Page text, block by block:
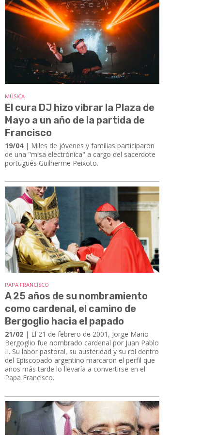
MÚSICA
El cura DJ hizo vibrar la Plaza de
Mayo a un año de la partida de
Francisco
19/04| Miles de jóvenes y familias participaron
de una "misa electrónica" a cargo del sacerdote
portugués Guilherme Peixoto.
PAPA FRANCISCO
A 25 años de su nombramiento
como cardenal, el camino de
Bergoglio hacia el papado
21/02 | El 21 de febrero de 2001, Jorge Mario
Bergoglio fue nombrado cardenal por Juan Pablo
II. Su labor pastoral, su austeridad y su rol dentro
del Episcopado argentino marcaron el perfil que
años más tarde lo llevaría a convertirse en el
Papa Francisco.